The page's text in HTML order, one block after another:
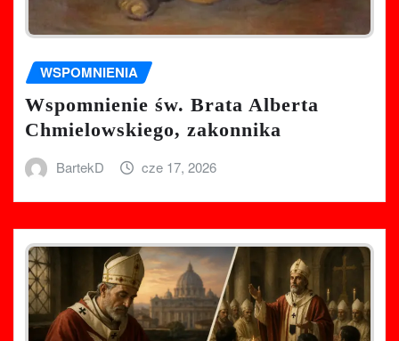
WSPOMNIENIA
Wspomnienie św. Brata Alberta
Chmielowskiego, zakonnika
BartekD cze 17, 2026